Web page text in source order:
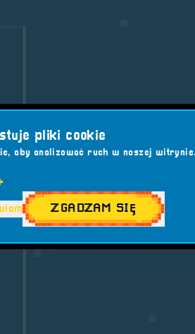
pliki cookie
aby analizować ruch w naszej
ZGADZAM SIĘ